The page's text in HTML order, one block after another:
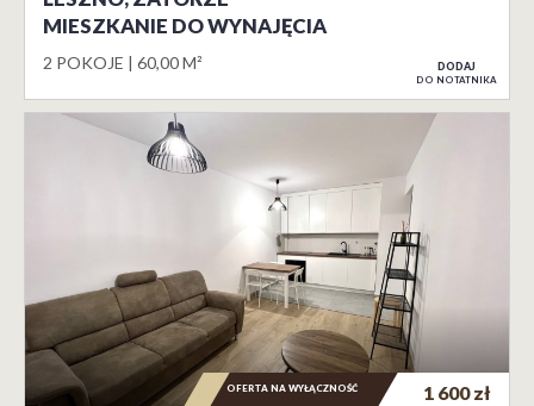
MIESZKANIE DO WYNAJĘCIA
2 POKOJE 60,00 M² DODAJ
DO NOTATNIKA
1 600zł
OFERTA NA WYŁĄCZNOŚĆ